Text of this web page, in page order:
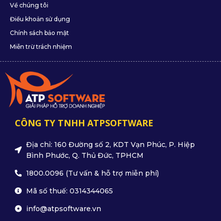
Về chúng tôi
Điều khoản sử dụng
Chính sách bảo mật
Miễn trừ trách nhiệm
CÔNG TY TNHH ATPSOFTWARE
Địa chỉ: 160 Đường số 2, KDT Vạn Phúc, P. Hiệp
Bình Phước, Q. Thủ Đức, TPHCM
1800.0096 (Tư vấn & hỗ trợ miễn phí)
Mã số thuế: 0314344065
info@atpsoftware.vn